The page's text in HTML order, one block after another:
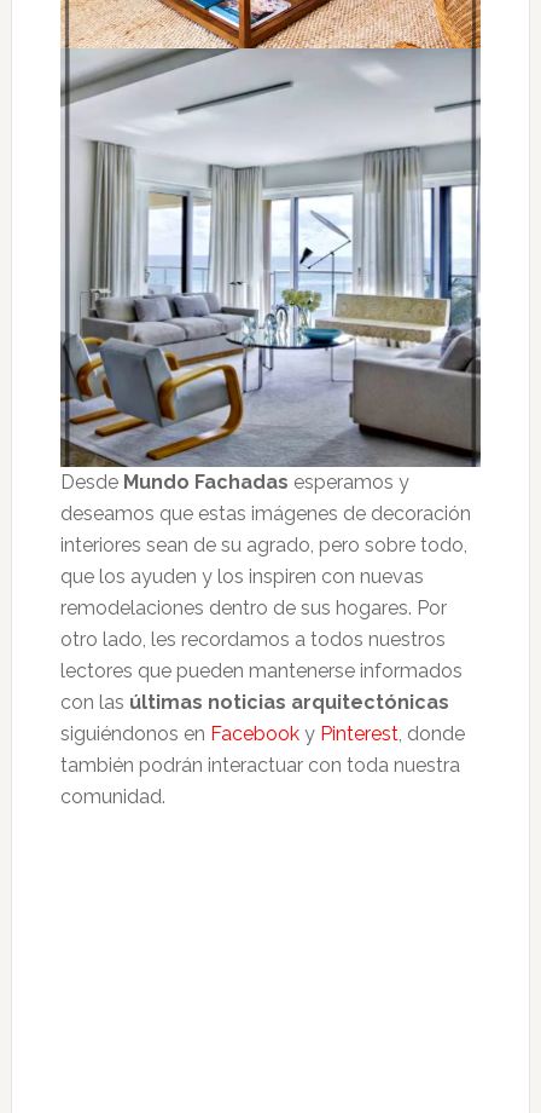
Desde Mundo Fachadas esperamos y
deseamos que estas imágenes de decoración
interiores sean de su agrado, pero sobre todo,
que los ayuden y los inspiren con nuevas
remodelaciones dentro de sus hogares. Por
otro lado, les recordamos a todos nuestros
lectores que pueden mantenerse informados
con las últimas noticias arquitectónicas
siguiéndonos en Facebooky Pinterest, donde
también podrán interactuar con toda nuestra
comunidad.